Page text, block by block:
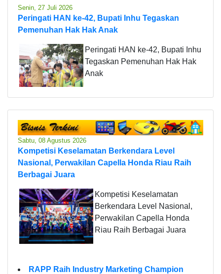
Senin, 27 Juli 2026
Peringati HAN ke-42, Bupati Inhu Tegaskan
Pemenuhan Hak Hak Anak
Peringati HAN ke-42, Bupati Inhu
Tegaskan Pemenuhan Hak Hak
Anak
Sabtu, 08 Agustus 2026
Kompetisi Keselamatan Berkendara Level
Nasional, Perwakilan Capella Honda Riau Raih
Berbagai Juara
Kompetisi Keselamatan
Berkendara Level Nasional,
Perwakilan Capella Honda
Riau Raih Berbagai Juara
RAPP Raih Industry Marketing Champion